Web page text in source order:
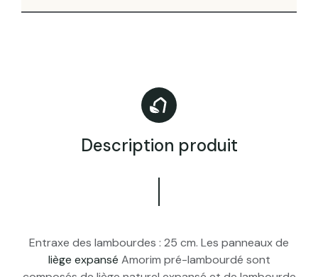
Description produit
Entraxe des lambourdes : 25 cm. Les panneaux de
liège expansé Amorim pré-lambourdé sont